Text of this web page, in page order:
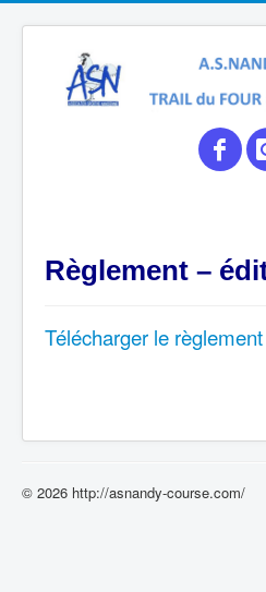
Règlement –
Télécharger le
© 2026 http://asnandy-course.com/